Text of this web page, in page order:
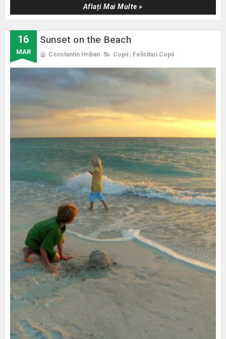
Aflați Mai Multe »
16
MAR
Sunset on the Beach
Constantin Hriban Copii , Felicitari Copii